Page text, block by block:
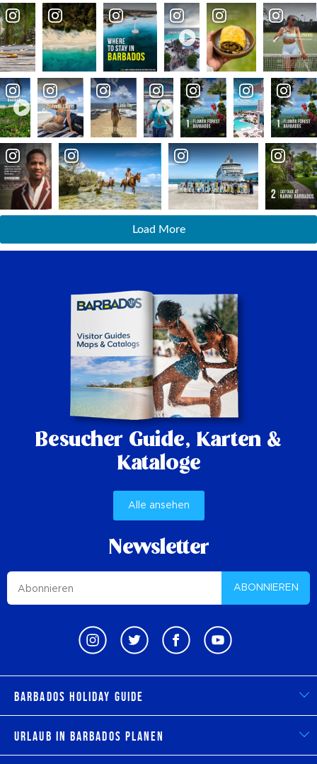
Load More
Besucher Guide, Karten &
Kataloge
Alle ansehen
Newsletter
ABONNIEREN
Barbados Holiday Guide
Urlaub in Barbados planen